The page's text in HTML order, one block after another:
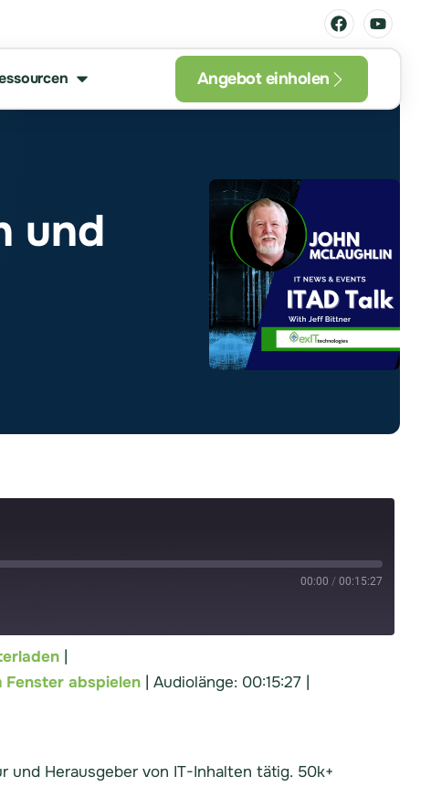
Angebot einholen
und
00:00 / 00:15:27
Spotify
|
abspielen | Audiolänge: 00:15:27 |
Herausgeber von IT-Inhalten tätig. 50k+